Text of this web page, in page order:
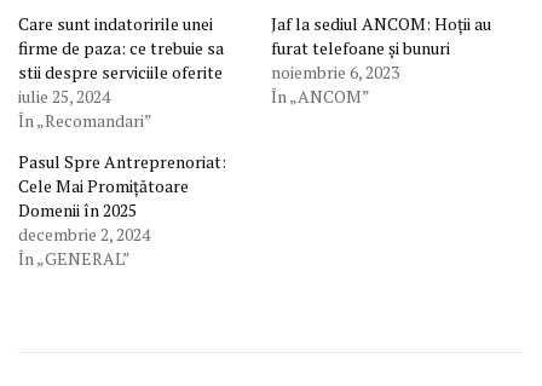
Care sunt indatoririle unei
firme de paza: ce trebuie sa
stii despre serviciile oferite
iulie 25, 2024
În „Recomandari”
Jaf la sediul ANCOM: Hoții au
furat telefoane și bunuri
noiembrie 6, 2023
În „ANCOM”
Pasul Spre Antreprenoriat:
Cele Mai Promițătoare
Domenii în 2025
decembrie 2, 2024
În „GENERAL”